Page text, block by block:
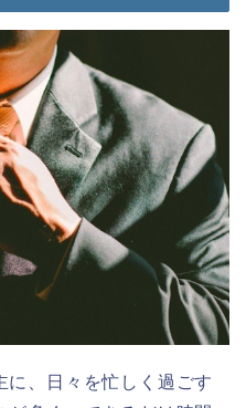
に、日々を忙しく過ごす